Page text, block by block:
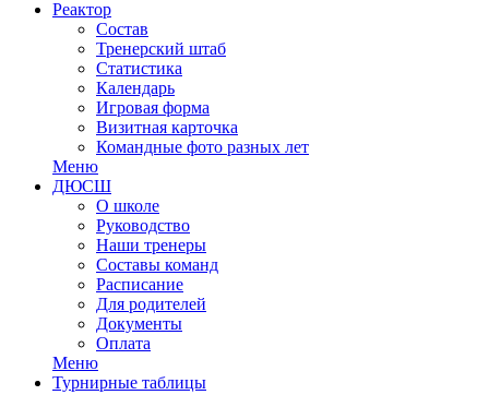
Реактор
Состав
Тренерский штаб
Статистика
Календарь
Игровая форма
Визитная карточка
Командные фото разных лет
Меню
ДЮСШ
О школе
Руководство
Наши тренеры
Составы команд
Расписание
Для родителей
Документы
Оплата
Меню
Турнирные таблицы